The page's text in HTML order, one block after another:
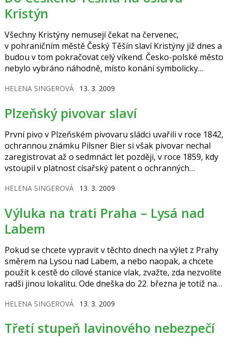
Kristýn
Všechny Kristýny nemusejí čekat na červenec,
v pohraničním městě Český Těšín slaví Kristýny již dnes a
budou v tom pokračovat celý víkend. Česko-polské město
nebylo vybráno náhodně, místo konání symbolicky
Mezi nositelkami jména Kristýna je také řada slavných
HELENA SINGEROVÁ 13. 3. 2009
Plzeňský pivovar slaví
První pivo v Plzeňském pivovaru sládci uvařili v roce 1842,
ochrannou známku Pilsner Bier si však pivovar nechal
zaregistrovat až o sedmnáct let později, v roce 1859, kdy
vstoupil v platnost císařský patent o ochranných
čtyřiceti letech ji nahradilo označení Pilsner Urquell a
HELENA SINGEROVÁ 13. 3. 2009
Výluka na trati Praha – Lysá nad
Labem
Pokud se chcete vypravit v těchto dnech na výlet z Prahy
směrem na Lysou nad Labem, a nebo naopak, a chcete
použít k cestě do cílové stanice vlak, zvažte, zda nezvolíte
radši jinou lokalitu. Ode dneška do 22. března je totiž na
Omezení se týká asi patnácti vlaků.
HELENA SINGEROVÁ 13. 3. 2009
Třetí stupeň lavinového nebezpečí